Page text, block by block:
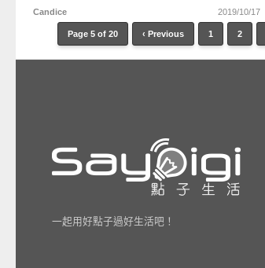
Candice 2019/10/17
Page 5 of 20 ‹ Previous 1 2
一起用好點子過好生活吧！